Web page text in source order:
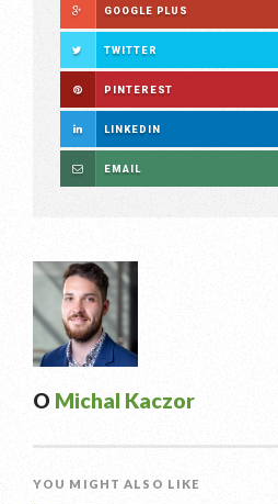
GOOGLE PLUS
TWITTER
PINTEREST
LINKEDIN
EMAIL
O Michal Kaczor
YOU MIGHT ALSO LIKE